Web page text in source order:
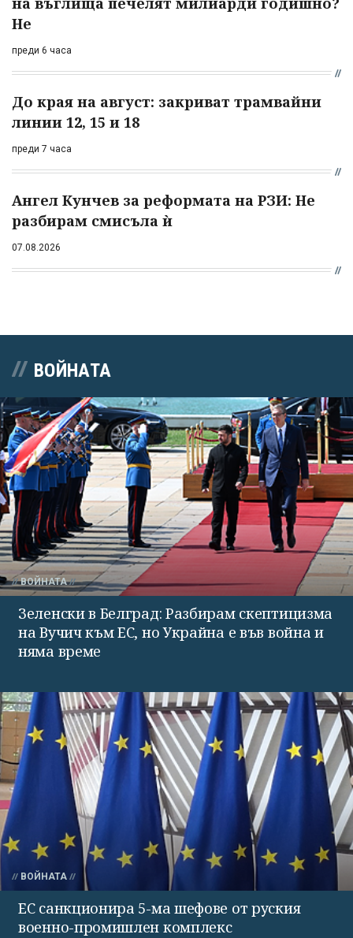
Не
преди 6 часа
До края на август: закриват трамвайни
линии 12, 15 и 18
преди 7 часа
Ангел Кунчев за реформата на РЗИ: Не
разбирам смисъла ѝ
07.08.2026
ВОЙНАТА
ВОЙНАТА
Зеленски в Белград: Разбирам скептицизма
на Вучич към ЕС, но Украйна е във война и
няма време
ВОЙНАТА
ЕС санкционира 5-ма шефове от руския
военно-промишлен комплекс